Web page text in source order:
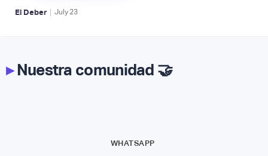
El Deber | July23
▸Nuestra comunidad 🤝
WHATSAPP